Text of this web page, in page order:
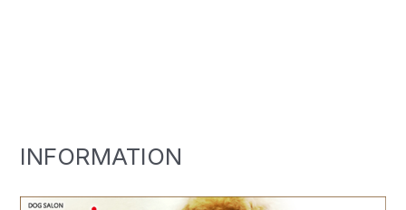
INFORMATION